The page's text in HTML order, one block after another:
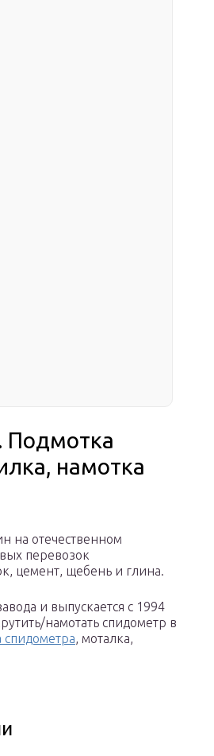
Подмотка
намотка
на отечественном
перевозок
цемент, щебень и глина.
и выпускается с 1994
намотать спидометр в
спидометра, моталка,